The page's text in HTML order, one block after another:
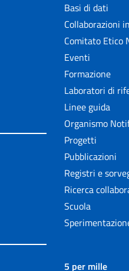
Basi di dati
Collaborazioni
Comitato Etico
Eventi
Formazione
Laboratori di
Linee guida
Organismo
Progetti
Pubblicazioni
Registri e
Ricerca
Scuola
5 per mille